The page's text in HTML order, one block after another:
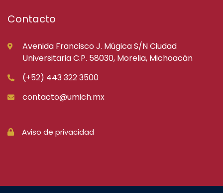
Contacto
Avenida Francisco J. Múgica S/N Ciudad
Universitaria C.P. 58030, Morelia, Michoacán
(+52) 443 322 3500
contacto@umich.mx
Aviso de privacidad